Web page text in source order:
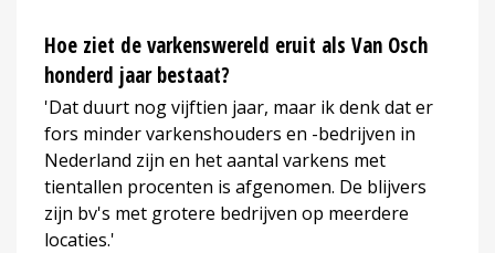
Hoe ziet de varkenswereld eruit als Van Osch
honderd jaar bestaat?
'Dat duurt nog vijftien jaar, maar ik denk dat er
fors minder varkenshouders en -bedrijven in
Nederland zijn en het aantal varkens met
tientallen procenten is afgenomen. De blijvers
zijn bv's met grotere bedrijven op meerdere
locaties.'